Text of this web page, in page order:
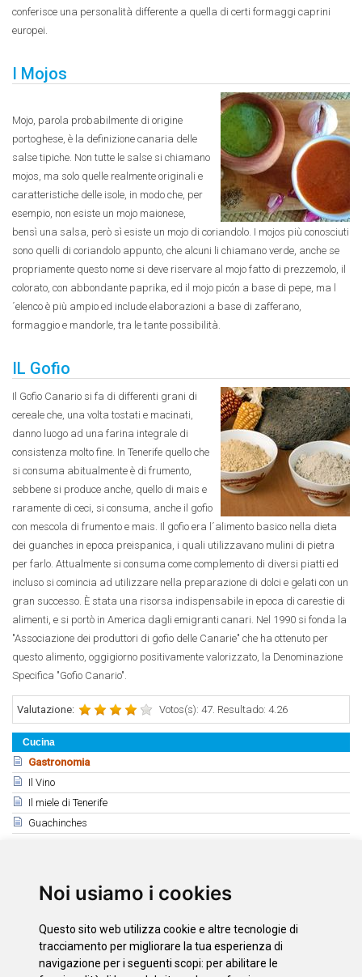
Noi usiamo i cookies
Questo sito web utilizza cookie e altre tecnologie di
tracciamento per migliorare la tua esperienza di
navigazione per i seguenti scopi: per abilitare le
Cucina
Gastronomia
Il Vino
Il miele di Tenerife
Guachinches
Las papas de Tenerife
Prodotti di Tenerife
conferisce una personalità differente a quella di certi formaggi caprini
europei.
I Mojos
Mojo, parola probabilmente di origine
portoghese, è la definizione canaria delle
salse tipiche. Non tutte le salse si chiamano
mojos, ma solo quelle realmente originali e
caratteristiche delle isole, in modo che, per
esempio, non esiste un mojo maionese,
bensì una salsa, però sì esiste un mojo di coriandolo. I mojos più conosciuti
sono quelli di coriandolo appunto, che alcuni li chiamano verde, anche se
propriamente questo nome si deve riservare al mojo fatto di prezzemolo, il
colorato, con abbondante paprika, ed il mojo picón a base di pepe, ma l
´elenco è più ampio ed include elaborazioni a base di zafferano,
formaggio e mandorle, tra le tante possibilità.
IL Gofio
Il Gofio Canario si fa di differenti grani di
cereale che, una volta tostati e macinati,
danno luogo ad una farina integrale di
consistenza molto fine. In Tenerife quello che
si consuma abitualmente è di frumento,
sebbene si produce anche, quello di mais e
raramente di ceci, si consuma, anche il gofio
con mescola di frumento e mais. Il gofio era l´alimento basico nella dieta
dei guanches in epoca preispanica, i quali utilizzavano mulini di pietra
per farlo. Attualmente si consuma come complemento di diversi piatti ed
incluso si comincia ad utilizzare nella preparazione di dolci e gelati con un
gran successo. È stata una risorsa indispensabile in epoca di carestie di
alimenti, e si portò in America dagli emigranti canari. Nel 1990 si fonda la
"Associazione dei produttori di gofio delle Canarie" che ha ottenuto per
questo alimento, oggigiorno positivamente valorizzato, la Denominazione
Specifica "Gofio Canario".
Valutazione: Votos(s): 47. Resultado: 4.26